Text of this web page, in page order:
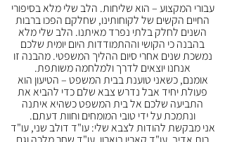
עבורי המקצוע – הוא שליחות. הלב שלי מלא בסיפורי
החיים הקשים של לקוחותינו, שחלקם הפכו ברבות
השנים לחלק בלתי נפרד מאיתנו. הלב שלי מלא
בהבנה כי הקושי וההתמודדות היום יומית שלכם
נמשכת שנים אחרי סיום ההליך המשפטי. מהבנה זו
אנחנו יוצאים לדרך ולמלחמה משותפת.
אומנם, כשאני טוענת בבית המשפט – הטיעון הוא
פעולת יחיד אבל נדרש צבא שלם כדי להביא את
התביעה שלכם אל בית המשפט כשהיא איתנה
ונתמכת על ידי טובי המומחים וחוות דעתם.
אני מבקשת להודות לצבא שלי: עו"ד דולב שני, עו"ד